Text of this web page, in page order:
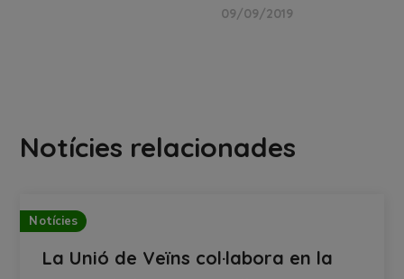
09/09/2019
Notícies relacionades
Notícies
La Unió de Veïns col·labora en la